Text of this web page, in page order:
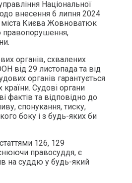
Національної
внесення 6 липня 2024
міста Києва Жовноватюк
правопорушення,
органів, схвалених
від 29 листопада та від
органів гарантується
Судові органи
фактів та відповідно до
спонукання, тиску,
боку і з будь-яких би
126, 129
правосуддя, є
на суддю у будь-який